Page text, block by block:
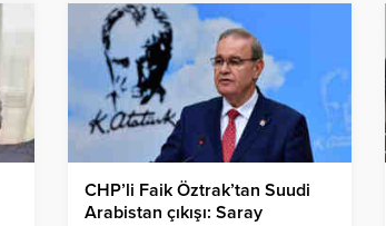
CHP’li Faik Öztrak’tan Suudi
Arabistan çıkışı: Saray